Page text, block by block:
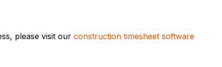
please visit our construction timesheet software